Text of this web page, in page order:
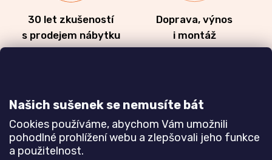
Našich sušenek se nemusíte bát
Cookies používáme, abychom Vám umožnili
pohodlné prohlížení webu a zlepšovali jeho funkce
a použitelnost.
30 let zkušeností
s prodejem nábytku
Doprava, výnos
i montáž
Zakázková výroba
nábytku
Ověřeno